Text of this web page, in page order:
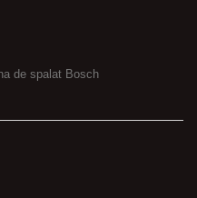
de spalat Bosch